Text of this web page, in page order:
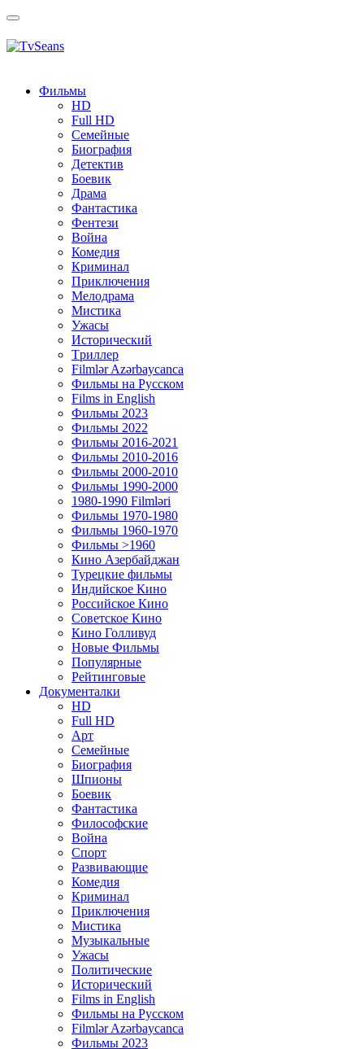
Toggle
Фильмы
HD
Full HD
Семейные
Биография
Детектив
Боевик
Драма
Фантастика
Фентези
Война
Комедия
Криминал
Приключения
Мелодрама
Мистика
Ужасы
Исторический
Tриллер
Filmlər Azərbaycanca
Фильмы на Русском
Films in English
Фильмы 2023
Фильмы 2022
Фильмы 2016-2021
Фильмы 2010-2016
Фильмы 2000-2010
Фильмы 1990-2000
1980-1990 Filmləri
Фильмы 1970-1980
Фильмы 1960-1970
Фильмы >1960
Кино Азербайджан
Турецкие фильмы
Индийское Кино
Российское Кино
Советское Кино
Кино Голливуд
Новые Фильмы
Популярные
Рейтинговые
Документалки
HD
Full HD
Арт
Семейные
Биография
Шпионы
Боевик
Фантастика
Философские
Война
Спорт
Развивающие
Комедия
Криминал
Приключения
Мистика
Музыкальные
Ужасы
Политические
Исторический
Films in English
Фильмы на Русском
Filmlər Azərbaycanca
Фильмы 2023